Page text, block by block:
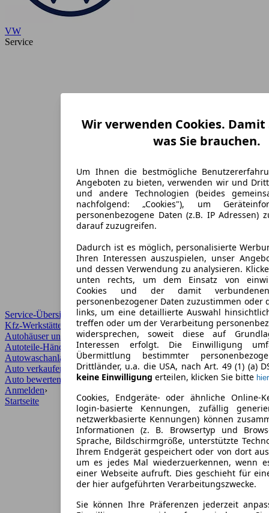
VW
Service
Service-Übersicht
Kfz-Werkstätten
Autohäuser und Händler
Autoteile-Händler
Autowaschanlagen
Auto verkaufen
Auto bewerten
Anmelden›
Startseite
Wir verwenden Cookies.
was Sie brauchen.
Um Ihnen die bestmögliche
Angeboten zu bieten, verwenden wir und
und andere Technologien (beides
nachfolgend: „Cookies"), um
personenbezogene Daten (z.B. IP Adressen)
darauf zuzugreifen.
Dadurch ist es möglich, personalisierte
Ihren Interessen auszuspielen, unser
und dessen Verwendung zu analysieren.
unten rechts, um dem Einsatz von
Cookies und der damit
personenbezogener Daten zuzustimmen oder
links, um eine detaillierte Auswahl
treffen oder um der Verarbeitung
widersprechen, soweit diese auf
Interessen erfolgt. Die Einwilligung
Übermittlung bestimmter
Drittländer, u.a. die USA, nach Art. 49 (1) (a)
keine Einwilligung erteilen, klicken Sie bitte hier
Cookies, Endgeräte- oder ähnliche Online-
login-basierte Kennungen, zufällig
netzwerkbasierte Kennungen) können
Informationen (z. B. Browsertyp und
Sprache, Bildschirmgröße, unterstützte
Ihrem Endgerät gespeichert oder von dort
um es jedes Mal wiederzuerkennen, wenn
einer Webseite aufruft. Dies geschieht für
der hier aufgeführten Verarbeitungszwecke.
Sie können Ihre Präferenzen jederzeit